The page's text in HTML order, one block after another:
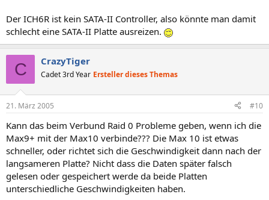
Der ICH6R ist kein SATA-II Controller, also könnte man damit
schlecht eine SATA-II Platte ausreizen.
C CrazyTiger
Cadet 3rd Year Ersteller dieses Themas
21. März 2005 #10
Kann das beim Verbund Raid 0 Probleme geben, wenn ich die
Max9+ mit der Max10 verbinde??? Die Max 10 ist etwas
schneller, oder richtet sich die Geschwindigkeit dann nach der
langsameren Platte? Nicht dass die Daten später falsch
gelesen oder gespeichert werde da beide Platten
unterschiedliche Geschwindigkeiten haben.